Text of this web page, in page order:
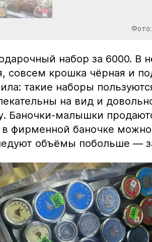
Фото:
набор за 6000. В
совсем крошка чёрная и
такие наборы
на вид и
Баночки-малышки
фирменной баночке
объёмы побольше —